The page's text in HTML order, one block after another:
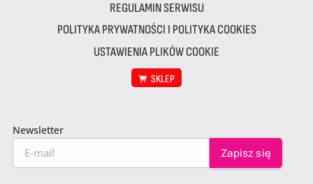
REGULAMIN SERWISU
POLITYKA PRYWATNOŚCI I POLITYKA COOKIES
USTAWIENIA PLIKÓW COOKIE
SKLEP
Newsletter